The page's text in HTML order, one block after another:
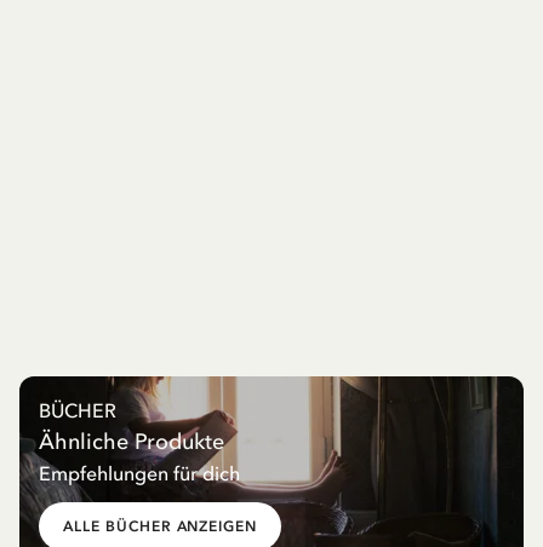
BÜCHER
Ähnliche Produkte
Empfehlungen für dich
ALLE BÜCHER ANZEIGEN